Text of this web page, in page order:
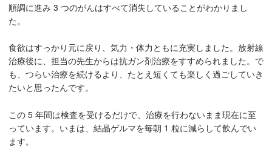
順調に進み 3 つのがんはすべて消失していることがわかりまし
た。
食欲はすっかり元に戻り、気力・体力ともに充実しました。放射線
治療後に、担当の先生からは抗ガン剤治療をすすめられました。で
も、つらい治療を続けるより、たとえ短くても楽しく過ごしていき
たいと思ったんです。
この 5 年間は検査を受けるだけで、治療を行わないまま現在に至
っています。いまは、結晶ゲルマを毎朝 1 粒に減らして飲んでい
ます。